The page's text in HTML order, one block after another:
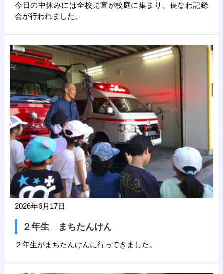
今日の中休みには全校児童が校庭に集まり、長なわ記録
会が行われました。
2026年6月17日
２年生 まちたんけん
２年生がまちたんけんに行ってきました。